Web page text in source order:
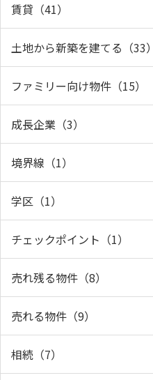
賃貸（41）
土地から新築を建てる（33）
ファミリー向け物件（15）
成長企業（3）
境界線（1）
学区（1）
チェックポイント（1）
売れ残る物件（8）
売れる物件（9）
相続（7）